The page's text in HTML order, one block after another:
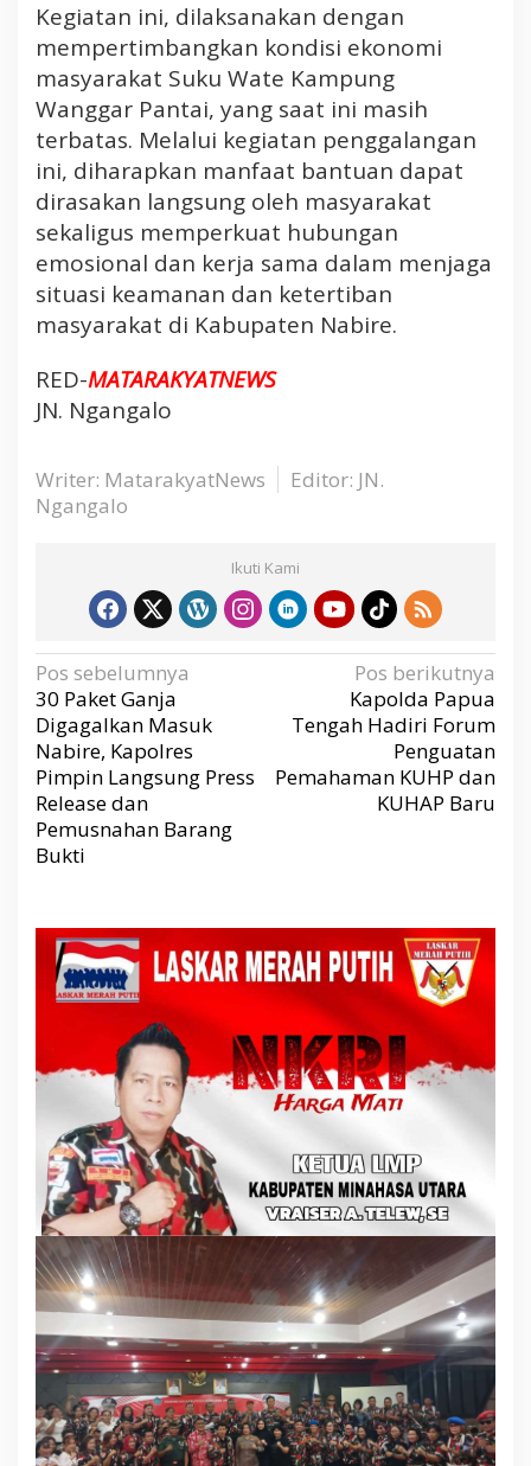
Kegiatan ini, dilaksanakan dengan
mempertimbangkan kondisi ekonomi
masyarakat Suku Wate Kampung
Wanggar Pantai, yang saat ini masih
terbatas. Melalui kegiatan penggalangan
ini, diharapkan manfaat bantuan dapat
dirasakan langsung oleh masyarakat
sekaligus memperkuat hubungan
emosional dan kerja sama dalam menjaga
situasi keamanan dan ketertiban
masyarakat di Kabupaten Nabire.
RED-MATARAKYATNEWS
JN. Ngangalo
Writer: MatarakyatNews
Editor: JN.
Ngangalo
Ikuti Kami
N
a
v
i
g
a
s
i
p
o
s
Pos sebelumnya
30 Paket Ganja
Digagalkan Masuk
Nabire, Kapolres
Pimpin Langsung Press
Release dan
Pemusnahan Barang
Bukti
Pos berikutnya
Kapolda Papua
Tengah Hadiri Forum
Penguatan
Pemahaman KUHP dan
KUHAP Baru